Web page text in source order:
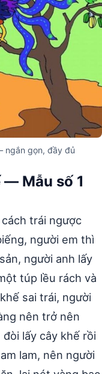
ngắn gọn, đầy đủ
Mẫu số 1
trái ngược
người em thì
người anh lấy
túp lều rách và
sai trái, người
nên trở nên
lấy cây khế rồi
lam, nên người